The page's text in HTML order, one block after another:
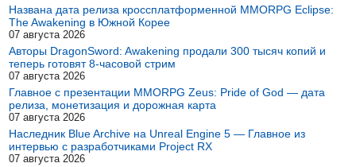
Названа дата релиза кроссплатформенной MMORPG Eclipse:
The Awakening в Южной Корее
07 августа 2026
Авторы DragonSword: Awakening продали 300 тысяч копий и
теперь готовят 8-часовой стрим
07 августа 2026
Главное с презентации MMORPG Zeus: Pride of God — дата
релиза, монетизация и дорожная карта
07 августа 2026
Наследник Blue Archive на Unreal Engine 5 — Главное из
интервью с разработчиками Project RX
07 августа 2026